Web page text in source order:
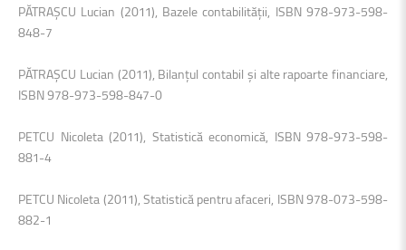
PĂTRAŞCU Lucian (2011), Bazele contabilităţii, ISBN 978-973-598-
848-7
PĂTRAŞCU Lucian (2011), Bilanţul contabil şi alte rapoarte financiare,
ISBN 978-973-598-847-0
PETCU Nicoleta (2011), Statistică economică, ISBN 978-973-598-
881-4
PETCU Nicoleta (2011), Statistică pentru afaceri, ISBN 978-073-598-
882-1